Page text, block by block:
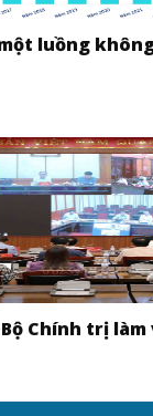
luồng
Chính trị